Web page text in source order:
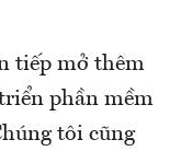
tiếp mở thêm
phần mềm
tôi cũng